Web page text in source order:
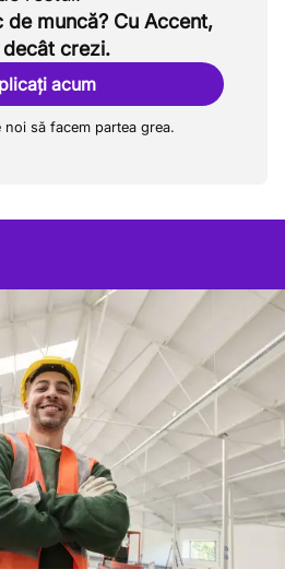
de muncă? Cu Accent,
crezi.
acum
noi să facem partea grea.